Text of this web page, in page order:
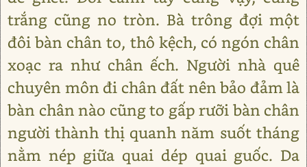
trắng cũng no tròn. Bà trông đợi một
đôi bàn chân to, thô kệch, có ngón chân
xoạc ra như chân ếch. Người nhà quê
chuyên môn đi chân đất nên bảo đảm là
bàn chân nào cũng to gấp rưỡi bàn chân
người thành thị quanh năm suốt tháng
nằm nép giữa quai dép quai guốc. Da